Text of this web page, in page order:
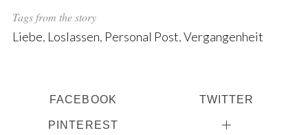
Tags from the story
Liebe, Loslassen, Personal Post,Vergangenheit
FACEBOOK TWITTER
PINTEREST
S
e